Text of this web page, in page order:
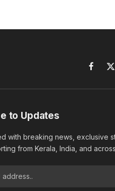
X
to Updates
with breaking news, exclusive
from Kerala, India, and